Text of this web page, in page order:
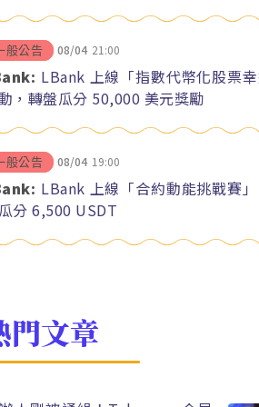
般公告 08/04 21:00
LBank 上線「指數代幣化股票幸
，轉盤瓜分 50,000 美元獎勵
般公告 08/04 19:00
LBank 上線「合約動能挑戰賽
分 6,500 USDT
門文章